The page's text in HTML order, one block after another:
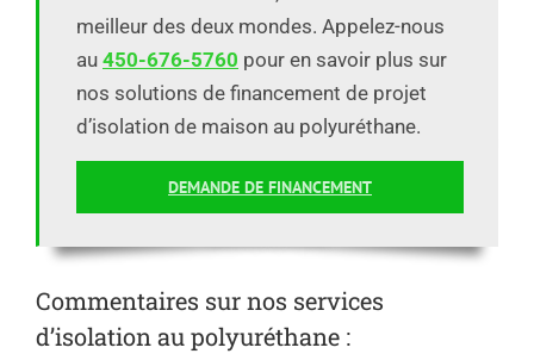
meilleur des deux mondes. Appelez-nous
au 450-676-5760 pour en savoir plus sur
nos solutions de financement de projet
d’isolation de maison au polyuréthane.
DEMANDE DE FINANCEMENT
Commentaires sur nos services
d’isolation au polyuréthane :